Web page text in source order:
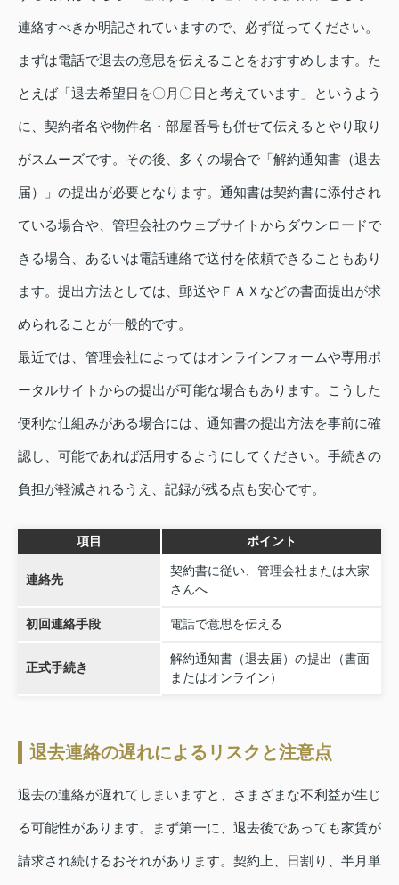
連絡すべきか明記されていますので、必ず従ってください。
まずは電話で退去の意思を伝えることをおすすめします。た
とえば「退去希望日を〇月〇日と考えています」というよう
に、契約者名や物件名・部屋番号も併せて伝えるとやり取り
がスムーズです。その後、多くの場合で「解約通知書（退去
届）」の提出が必要となります。通知書は契約書に添付され
ている場合や、管理会社のウェブサイトからダウンロードで
きる場合、あるいは電話連絡で送付を依頼できることもあり
ます。提出方法としては、郵送やＦＡＸなどの書面提出が求
められることが一般的です。
最近では、管理会社によってはオンラインフォームや専用ポ
ータルサイトからの提出が可能な場合もあります。こうした
便利な仕組みがある場合には、通知書の提出方法を事前に確
認し、可能であれば活用するようにしてください。手続きの
負担が軽減されるうえ、記録が残る点も安心です。
項目 ポイント
連絡先
契約書に従い、管理会社または大家
さんへ
初回連絡手段 電話で意思を伝える
正式手続き
解約通知書（退去届）の提出（書面
またはオンライン）
退去連絡の遅れによるリスクと注意点
退去の連絡が遅れてしまいますと、さまざまな不利益が生じ
る可能性があります。まず第一に、退去後であっても家賃が
請求され続けるおそれがあります。契約上、日割り、半月単